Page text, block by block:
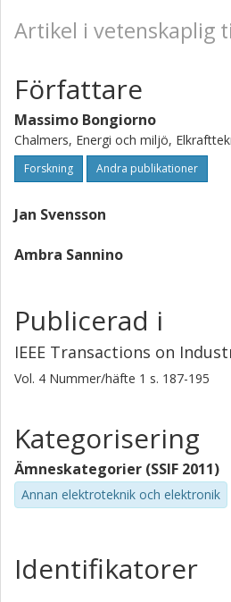
Artikel i vetenskaplig
Författare
Massimo Bongiorno
Chalmers, Energi och miljö,
Forskning Andra publikationer
Jan Svensson
Ambra Sannino
Publicerad i
IEEE Transactions on
Vol. 4 Nummer/häfte 1 s. 187-195
Kategorisering
Ämneskategorier (SSIF 2011)
Annan elektroteknik och elektronik
Identifikatorer